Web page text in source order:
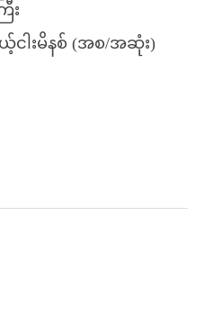
း
ငါးမိနစ် (အစ/အဆုံး)